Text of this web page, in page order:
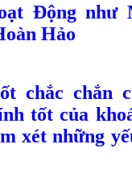
Động như
Hảo
chắc chắn
tốt của
xét những